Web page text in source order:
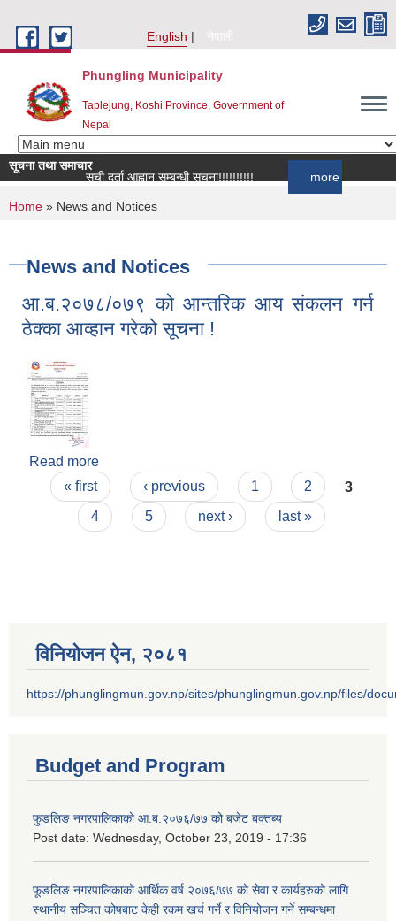
English
नेपाली
Phungling Municipality
Taplejung, Koshi Province, Government of
Nepal
सूचना तथा समाचार
सूची दर्ता आह्वान सम्बन्धी सूचना!!!!!!!!!!
You are here
Home » News and Notices
News and Notices
आ.ब.२०७८/०७९ को आन्तरिक आय संकलन गर्न
ठेक्का आव्हान गरेको सूचना !
Read more
ठेक्का आव्हान गरेको सूचना !
Pages
« first ‹ previous 1 2
3
4
5 next › last »
विनियोजन ऐन‚ २०८१
https://phunglingmun.gov.np/sites/phunglingmun.gov.np/files/
Budget and Program
फुङलिङ नगरपालिकाको आ.ब.२०७६/७७ को बजेट बक्तब्य
Post date: Wednesday, October 23, 2019 - 17:36
फूङलिङ नगरपालिकाको आर्थिक वर्ष २०७६/७७ को सेवा र कार्यहरुको लागि
स्थानीय सञ्चित कोषबाट केही रकम खर्च गर्ने र विनियोजन गर्ने सम्बन्धमा